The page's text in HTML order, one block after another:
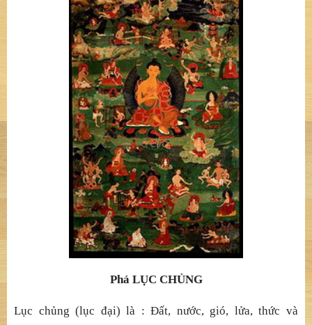
Phá LỤC CHỦNG
Lục chủng (lục đại) là :Đất, nước, gió, lửa, thức và